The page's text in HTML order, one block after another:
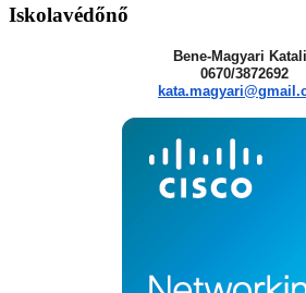
Iskolavédőnő
Bene-Magyari
0670/3872692